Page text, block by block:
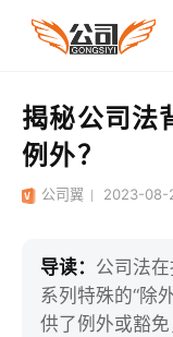
揭秘公司法
例外？
公司翼 2023-08-
导读： 公司法
系列特殊的“除
供了例外或豁免